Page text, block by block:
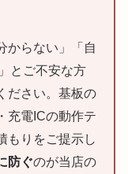
からない」「自
とご不安な方
ださい。基板の
充電ICの動作テ
もりをご提示し
防ぐのが当店の